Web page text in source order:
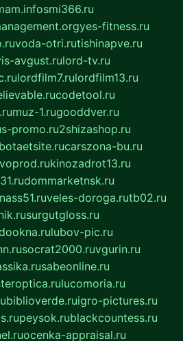
smi366.ru
yes-fitness.ru
voda-otri.rutishinapve.ru
avgust.rulord-tv.ru
lordfilm7.rulordfilm13.ru
codetool.ru
muz-1.rugooddver.ru
promo.ru2shizashop.ru
carszona-bu.ru
kinozadrot13.ru
dommarketnsk.ru
veles-doroga.rutb02.ru
surgutgloss.ru
lubov-pic.ru
socrat2000.ruvgurin.ru
sabeonline.ru
lucomoria.ru
biblioverde.ruigro-pictures.ru
peysok.rublackcountess.ru
ocenka-appraisal.ru